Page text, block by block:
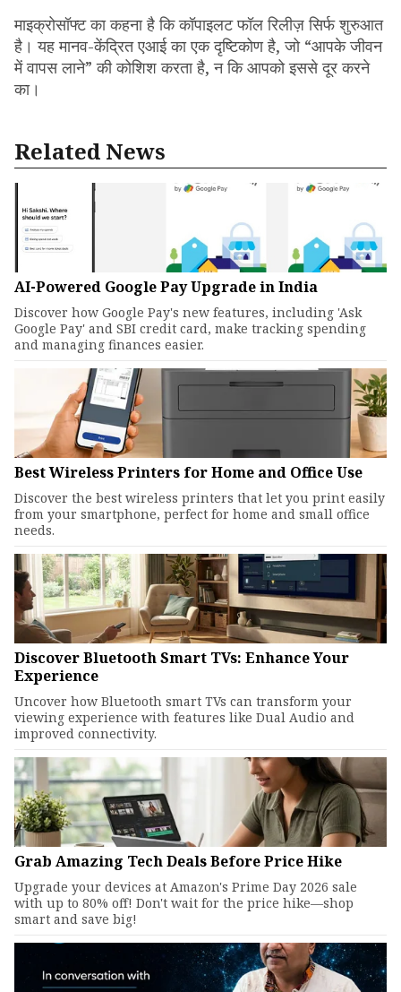
माइक्रोसॉफ्ट का कहना है कि कॉपाइलट फॉल रिलीज़ सिर्फ शुरुआत
है। यह मानव-केंद्रित एआई का एक दृष्टिकोण है, जो “आपके जीवन
में वापस लाने” की कोशिश करता है, न कि आपको इससे दूर करने
का।
Related News
AI-Powered Google Pay Upgrade in India
Discover how Google Pay's new features, including 'Ask
Google Pay' and SBI credit card, make tracking spending
and managing finances easier.
Best Wireless Printers for Home and Office Use
Discover the best wireless printers that let you print easily
from your smartphone, perfect for home and small office
needs.
Discover Bluetooth Smart TVs: Enhance Your
Experience
Uncover how Bluetooth smart TVs can transform your
viewing experience with features like Dual Audio and
improved connectivity.
Grab Amazing Tech Deals Before Price Hike
Upgrade your devices at Amazon's Prime Day 2026 sale
with up to 80% off! Don't wait for the price hike—shop
smart and save big!